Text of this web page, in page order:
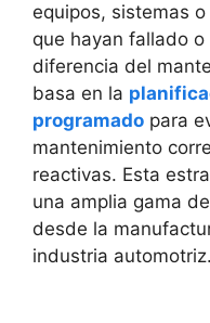
equipos, sistemas
que hayan fallado
diferencia del
basa en la
programado para
mantenimiento
reactivas. Esta
una amplia gama de
desde la
industria automotriz.